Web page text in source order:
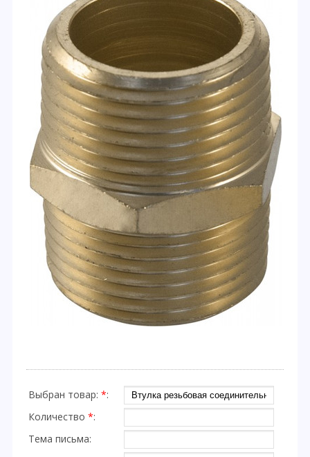
Выбран товар: *:
Количество *:
Тема письма: